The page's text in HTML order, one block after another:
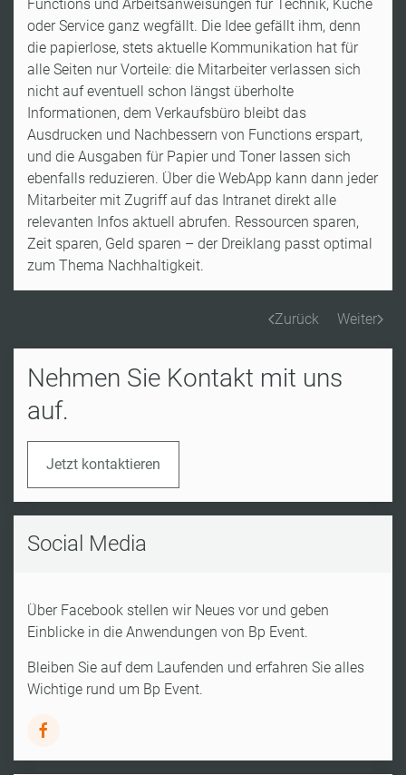
Functions und Arbeitsanweisungen für Technik, Küche
oder Service ganz wegfällt. Die Idee gefällt ihm, denn
die papierlose, stets aktuelle Kommunikation hat für
alle Seiten nur Vorteile: die Mitarbeiter verlassen sich
nicht auf eventuell schon längst überholte
Informationen, dem Verkaufsbüro bleibt das
Ausdrucken und Nachbessern von Functions erspart,
und die Ausgaben für Papier und Toner lassen sich
ebenfalls reduzieren. Über die WebApp kann dann jeder
Mitarbeiter mit Zugriff auf das Intranet direkt alle
relevanten Infos aktuell abrufen. Ressourcen sparen,
Zeit sparen, Geld sparen – der Dreiklang passt optimal
zum Thema Nachhaltigkeit.
Zurück Weiter
Nehmen Sie Kontakt mit uns
auf.
Jetzt kontaktieren
Social Media
Über Facebook stellen wir Neues vor und geben
Einblicke in die Anwendungen von Bp Event.
Bleiben Sie auf dem Laufenden und erfahren Sie alles
Wichtige rund um Bp Event.